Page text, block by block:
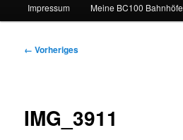
Impressum Meine BC100 Bahnhöfe
Bilder-
← Vorheriges
IMG_3911